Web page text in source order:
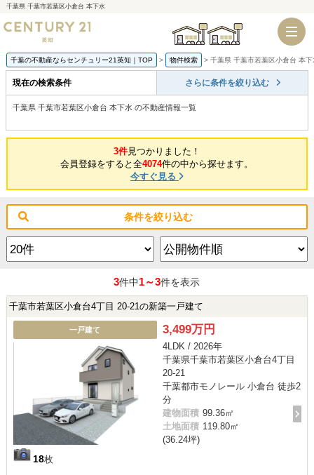
千葉県 千葉市若葉区小倉台 本下水
千葉店 船橋店
千葉の不動産ならセンチュリー21英知｜TOP 物件検索 千葉県 千葉市若葉区小倉台 本
現在の検索条件 さらに条件を絞り込む
千葉県 千葉市若葉区小倉台 本下水 の不動産情報一覧
3件見つかりました！
会員登録をすると全4074件の中から探せます。
今すぐ見る
条件を絞り込む
3件中1～3件を表示
千葉市若葉区小倉台4丁目 20-21の新築一戸建て
一戸建て
18枚
3,499万円
4LDK / 2026年
千葉県千葉市若葉区小倉台4丁目
20-21
千葉都市モノレール 小倉台 徒歩2
分
建物面積 99.36㎡
土地面積 119.80㎡
(36.24坪)